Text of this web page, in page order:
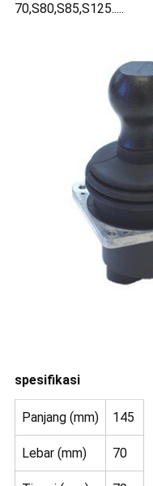
70,S80,S85,S125.....
spesifikasi
Panjang (mm) 145
Lebar (mm) 70